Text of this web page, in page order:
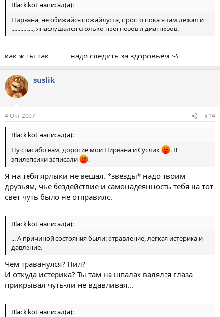
Black kot написал(а):
Нирвана, не обижайся пожайлуста, просто пока я там лежал и
..............., янаслушался столько прогнозов и диагнозов.
как ж ты так ..........надо следить за здоровьем :-\
suslik
4 Окт 2007 #14
Black kot написал(а):
Ну спасибо вам, дорогие мои Нирвана и Суслик
. В
эпилепсики записали
.
Я на тебя ярлыки не вешал. *звезды* надо твоим
друзьям, чьё бездействие и самонадеянность тебя на тот
свет чуть было не отправило.
Black kot написал(а):
... А причиной состояния были: отравление, легкая истерика и
давление.
Чем траванулся? Пил?
И откуда истерика? Ты там на шпалах валялся глаза
прикрывал чуть-ли не вдавливая...
Black kot написал(а):